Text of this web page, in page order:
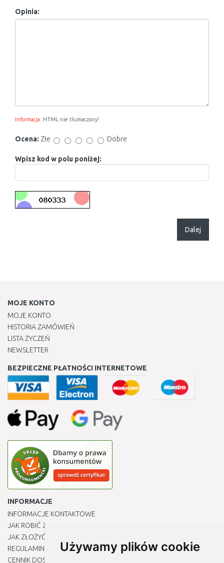
Używamy plików cookie
Opinia:
Informacja: HTML nie tłumaczony!
Ocena: Złe Dobre
Wpisz kod w polu poniżej:
Dalej
MOJE KONTO
MOJE KONTO
HISTORIA ZAMÓWIEŃ
LISTA ŻYCZEŃ
NEWSLETTER
BEZPIECZNE PŁATNOŚCI INTERNETOWE
INFORMACJE
INFORMACJE KONTAKTOWE
JAK ROBIĆ ZAKUPY ?
JAK ZŁOŻYĆ REKLAMACJĘ
REGULAMIN
CENNIK DOSTAWY